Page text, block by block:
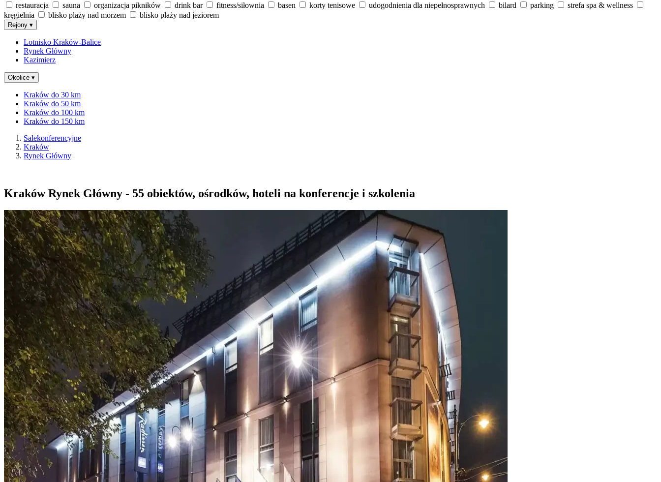
restauracja
sauna organizacja pikników drink bar fitness/siłownia basen korty tenisowe udogodnienia dla niepełnosprawnych bilard parking
strefa spa & wellness
kręgielnia
blisko plaży nad morzem blisko plaży nad jeziorem
Rejony ▾
Lotnisko Kraków-Balice
Rynek Główny
Kazimierz
Okolice ▾
Kraków do 30 km
Kraków do 50 km
Kraków do 100 km
Kraków do 150 km
Salekonferencyjne
Kraków
Rynek Główny
Kraków Rynek Główny - 55 obiektów, ośrodków, hoteli na konferencje i szkolenia